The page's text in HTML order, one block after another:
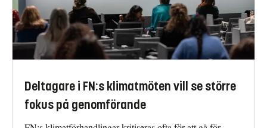
Deltagare i FN:s klimatmöten vill se större
fokus på genomförande